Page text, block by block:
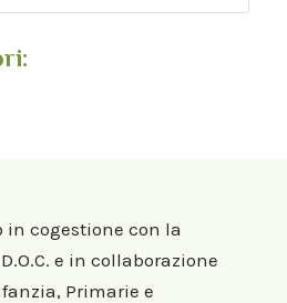
cogestione con la
e in collaborazione
Primarie e